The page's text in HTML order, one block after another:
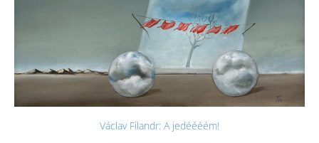
Václav Filandr: A jedéééém!